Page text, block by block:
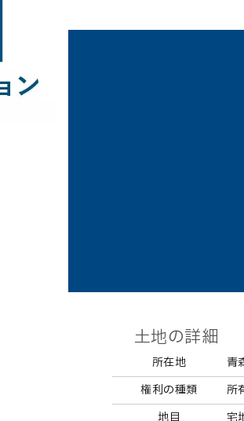
土地の詳細
所在地
青
権利の種類
所
地目
宅